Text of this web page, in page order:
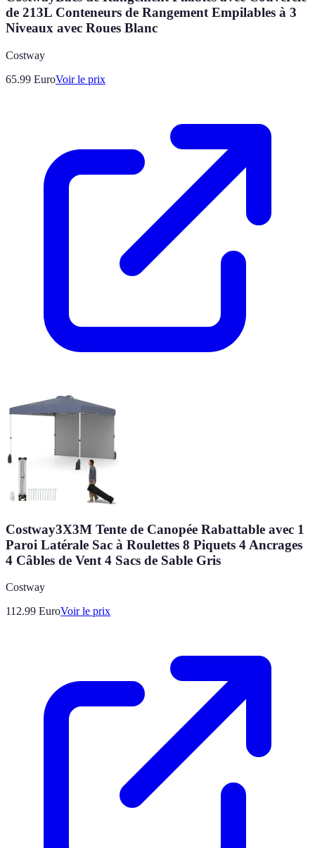
de 213L Conteneurs de Rangement Empilables à 3
Niveaux avec Roues Blanc
Costway
65.99 EuroVoir le prix
Costway3X3M Tente de Canopée Rabattable avec 1
Paroi Latérale Sac à Roulettes 8 Piquets 4 Ancrages
4 Câbles de Vent 4 Sacs de Sable Gris
Costway
112.99 EuroVoir le prix